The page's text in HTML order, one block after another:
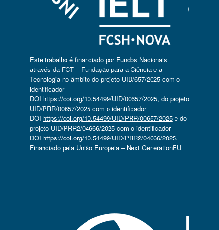
Este trabalho é financiado por Fundos Nacionais
através da FCT – Fundação para a Ciência e a
Tecnologia no âmbito do projeto UID/657/2025 com o
identificador
DOI https://doi.org/10.54499/UID/00657/2025, do projeto
UID/PRR/00657/2025 com o identificador
DOI https://doi.org/10.54499/UID/PRR/00657/2025e do
projeto UID/PRR2/04666/2025 com o identificador
DOI https://doi.org/10.54499/UID/PRR2/04666/2025.
Financiado pela União Europeia – Next GenerationEU